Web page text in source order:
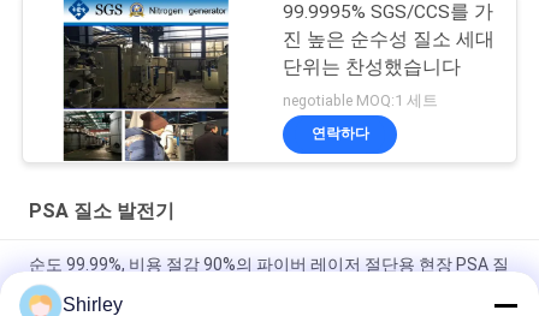
99.9995% SGS/CCS를 가
진 높은 순수성 질소 세대
단위는 찬성했습니다
negotiable MOQ:1 세트
연락하다
PSA 질소 발전기
순도 99.99%, 비용 절감 90%의 파이버 레이저 절단용 현장 PSA 질
소 발생기
Shirley